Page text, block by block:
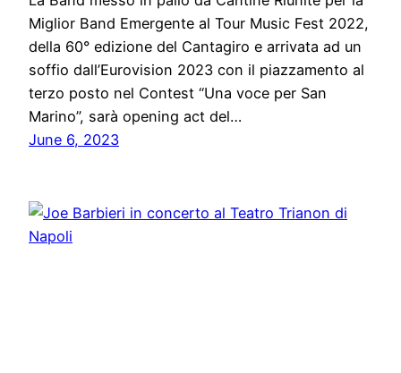
Miglior Band Emergente al Tour Music Fest 2022,
della 60° edizione del Cantagiro e arrivata ad un
soffio dall’Eurovision 2023 con il piazzamento al
terzo posto nel Contest “Una voce per San
Marino”, sarà opening act del…
June 6, 2023